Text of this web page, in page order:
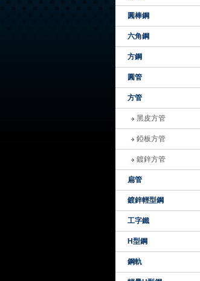
圓棒鋼
六角鋼
方鋼
圓管
方管
黑皮方管
錏板方管
鍍鋅方管
扁管
鍍鋅輕型鋼
工字鐵
H型鋼
鋼軌